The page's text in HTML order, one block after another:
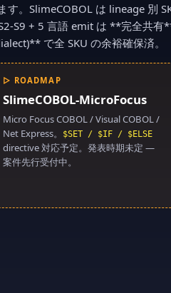
。SlimeCOBOL は lineage 別
S9 + 5 言語 emit は **完全共有
で全 SKU の余裕確保済。
▷ ROADMAP
SlimeCOBOL-MicroFocus
Micro Focus COBOL / Visual COBOL /
Net Express。
$SET / $IF / $ELSE
directive 対応予定。発表時期未定 ―
案件先行受付中。